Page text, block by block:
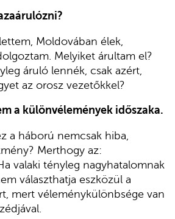
Moldovában élek,
Melyiket árultam el?
áruló lennék, csak azért,
az orosz vezetőkkel?
a különvélemények időszaka.
a háború nemcsak hiba,
Merthogy az:
valaki tényleg nagyhatalomnak
választhatja eszközül a
mert véleménykülönbsége van